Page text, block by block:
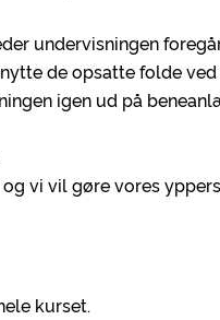
undervisningen
de opsatte folde ved
igen ud på
vi vil gøre vores
kurset.